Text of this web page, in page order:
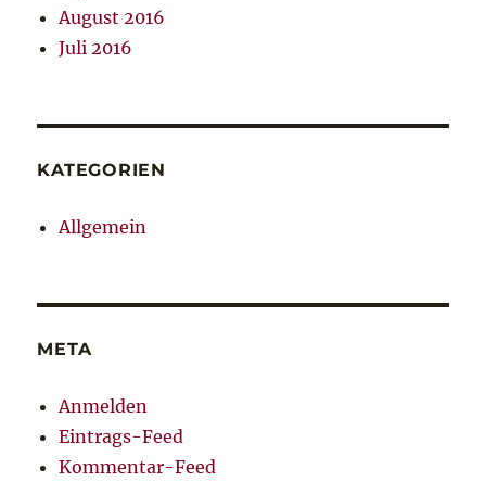
August 2016
Juli 2016
KATEGORIEN
Allgemein
META
Anmelden
Eintrags-Feed
Kommentar-Feed